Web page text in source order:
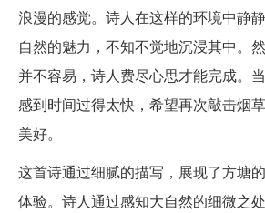
浪漫的感觉。诗人在这样的环境中静
自然的魅力，不知不觉地沉浸其中。
并不容易，诗人费尽心思才能完成。
感到时间过得太快，希望再次敲击烟
美好。
这首诗通过细腻的描写，展现了方塘
体验。诗人通过感知大自然的细微之